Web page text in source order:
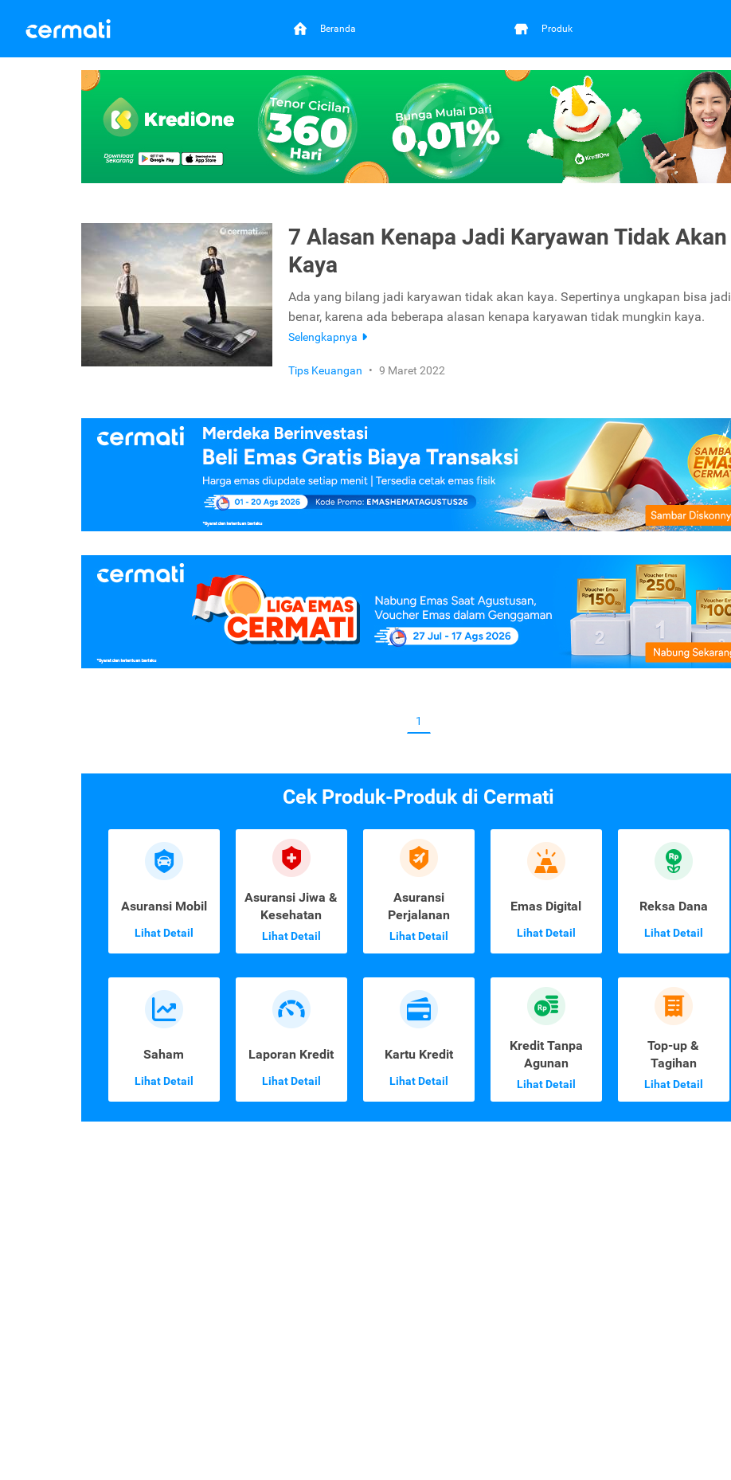
Beranda Produk
7 Alasan Kenapa Jadi Karyawan Tidak Akan
Kaya
Ada yang bilang jadi karyawan tidak akan kaya. Sepertinya ungkapan bisa jadi
benar, karena ada beberapa alasan kenapa karyawan tidak mungkin kaya.
Selengkapnya
Tips Keuangan • 9 Maret 2022
1
Cek Produk-Produk di Cermati
Asuransi Mobil
Lihat Detail
Asuransi Jiwa &
Kesehatan
Lihat Detail
Asuransi
Perjalanan
Lihat Detail
Emas Digital
Lihat Detail
Reksa Dana
Lihat Detail
Saham
Lihat Detail
Laporan Kredit
Lihat Detail
Kartu Kredit
Lihat Detail
Kredit Tanpa
Agunan
Lihat Detail
Top-up &
Tagihan
Lihat Detail